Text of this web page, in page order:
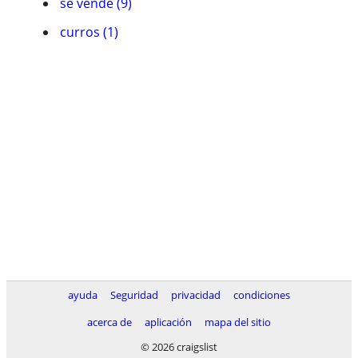
curros (1)
ayuda Seguridad privacidad
condiciones
acerca de
aplicación
mapa del sitio
© 2026 craigslist